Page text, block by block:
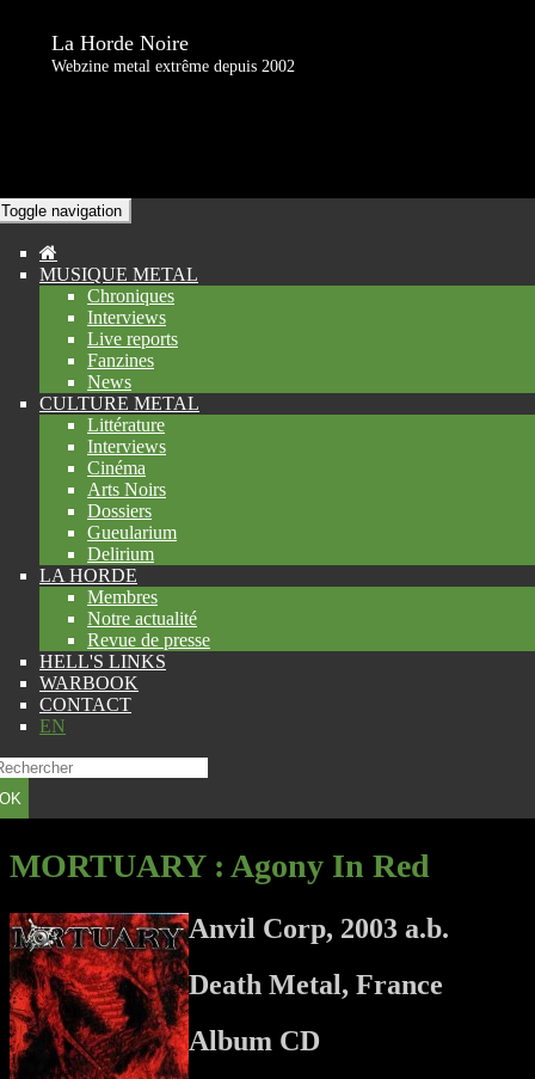
La Horde Noire
Webzine metal extrême depuis 2002
Toggle navigation
MUSIQUE METAL
Chroniques
Interviews
Live reports
Fanzines
News
CULTURE METAL
Littérature
Interviews
Cinéma
Arts Noirs
Dossiers
Gueularium
Delirium
LA HORDE
Membres
Notre actualité
Revue de presse
HELL'S LINKS
WARBOOK
CONTACT
EN
OK
MORTUARY: Agony In Red
Anvil Corp, 2003 a.b.
Death Metal, France
Album CD